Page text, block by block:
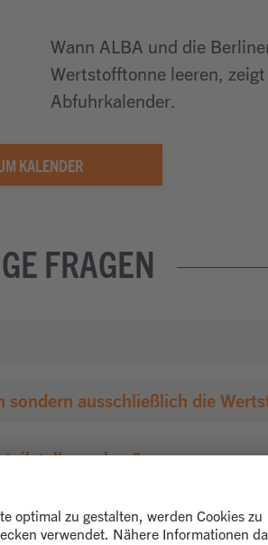
Wann ALBA und die
Wertstofftonne leeren,
Abfuhrkalender.
KALENDER
FRAGEN
sondern ausschließlich die
geben?